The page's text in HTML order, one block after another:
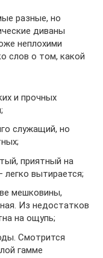
разные, но
диваны
неплохими
слов о том, какой
и прочных
служащий, но
приятный на
вытирается;
мешковины,
Из недостатков
на ощупь;
Смотрится
гамме